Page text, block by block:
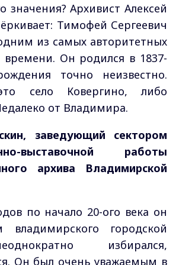
значения? Архивист Алексей
Тимофей Сергеевич
из самых авторитетных
времени. Он родился в 1837-
точно неизвестно.
село Ковергино, либо
от Владимира.
заведующий сектором
выставочной работы
архива Владимирской
по начало 20-ого века он
владимирского городской
избирался,
Он был очень уважаемым в